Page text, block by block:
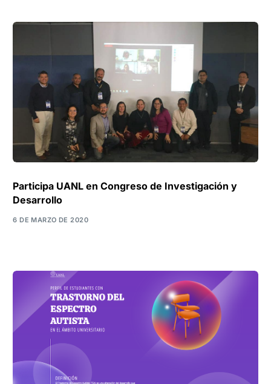
Participa UANL en Congreso de Investigación y
Desarrollo
6 DE MARZO DE 2020